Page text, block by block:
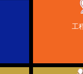
工